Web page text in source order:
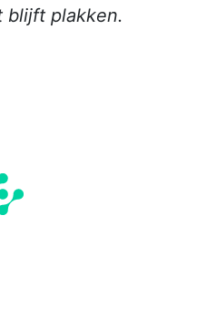
blijft plakken.